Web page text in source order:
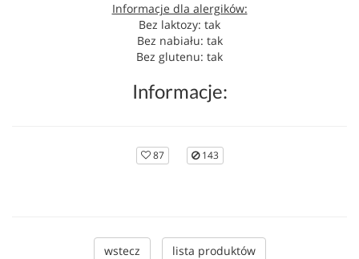
Informacje dla alergików:
Bez laktozy: tak
Bez nabiału: tak
Bez glutenu: tak
Informacje:
87 143
wstecz lista produktów